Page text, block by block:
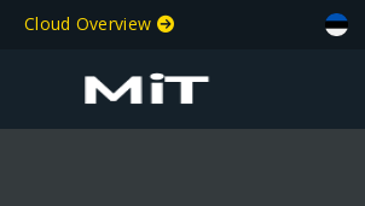
Cloud Overview